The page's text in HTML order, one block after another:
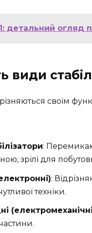
огляд
види
своїм
:
зрілі для
:
техніки.